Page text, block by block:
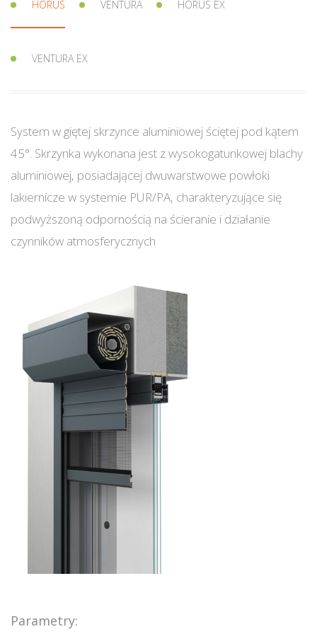
HORUS VENTURA HORUS EX
VENTURA EX
System w giętej skrzynce aluminiowej ściętej pod kątem
45°. Skrzynka wykonana jest z wysokogatunkowej blachy
aluminiowej, posiadającej dwuwarstwowe powłoki
lakiernicze w systemie PUR/PA, charakteryzujące się
podwyższoną odpornością na ścieranie i działanie
czynników atmosferycznych
Parametry: